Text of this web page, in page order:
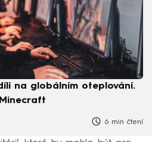
na globálním oteplování.
6 min čtení